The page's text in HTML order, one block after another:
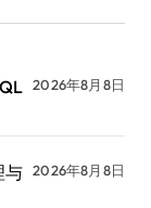
2026年8月8日
与 2026年8月8日